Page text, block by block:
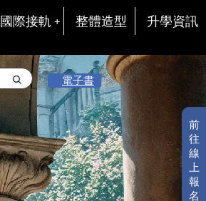
國際接軌 整體造型 升學資訊
前
往
線
上
報
名
電子書